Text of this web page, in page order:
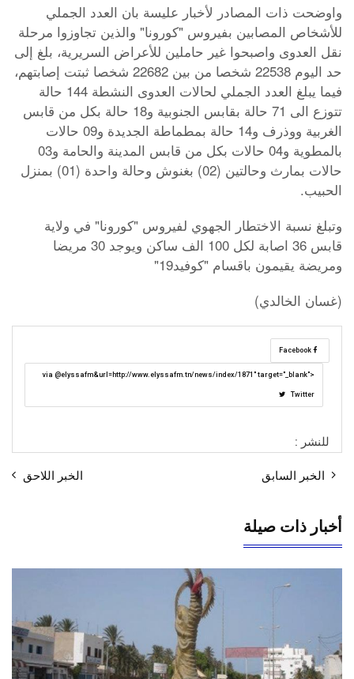
واوضحت ذات المصادر لأخبار عليسة بان العدد الجملي
للأشخاص المصابين بفيروس "كورونا" والذين تجاوزوا مرحلة
نقل العدوى واصبحوا غير حاملين للأعراض السريرية، بلغ إلى
حد اليوم 22538 شخصا من بين 22682 شخصا ثبتت إصابتهم،
فيما يبلغ العدد الجملي لحالات العدوى النشطة 144 حالة
تتوزع الى 71 حالة بقابس الجنوبية و18 حالة بكل من قابس
الغربية ووذرف و14 حالة بمطماطة الجديدة و09 حالات
بالمطوية و04 حالات بكل من قابس المدينة والحامة و03
حالات بمارث وحالتين (02) بغنوش وحالة واحدة (01) بمنزل
الحبيب.
وتبلغ نسبة الاختطار الجهوي لفيروس "كورونا" في ولاية
قابس 36 اصابة لكل 100 الف ساكن ويوجد 30 مريضا
ومريضة يقيمون باقسام "كوفيد19"
(غسان الخالدي)
via @elyssafm&url=http://www.elyssafm.tn/news/index/1871" target="_blank">
Twitter
للنشر :
الخبر السابق الخبر اللاحق
أخبار ذات صيلة